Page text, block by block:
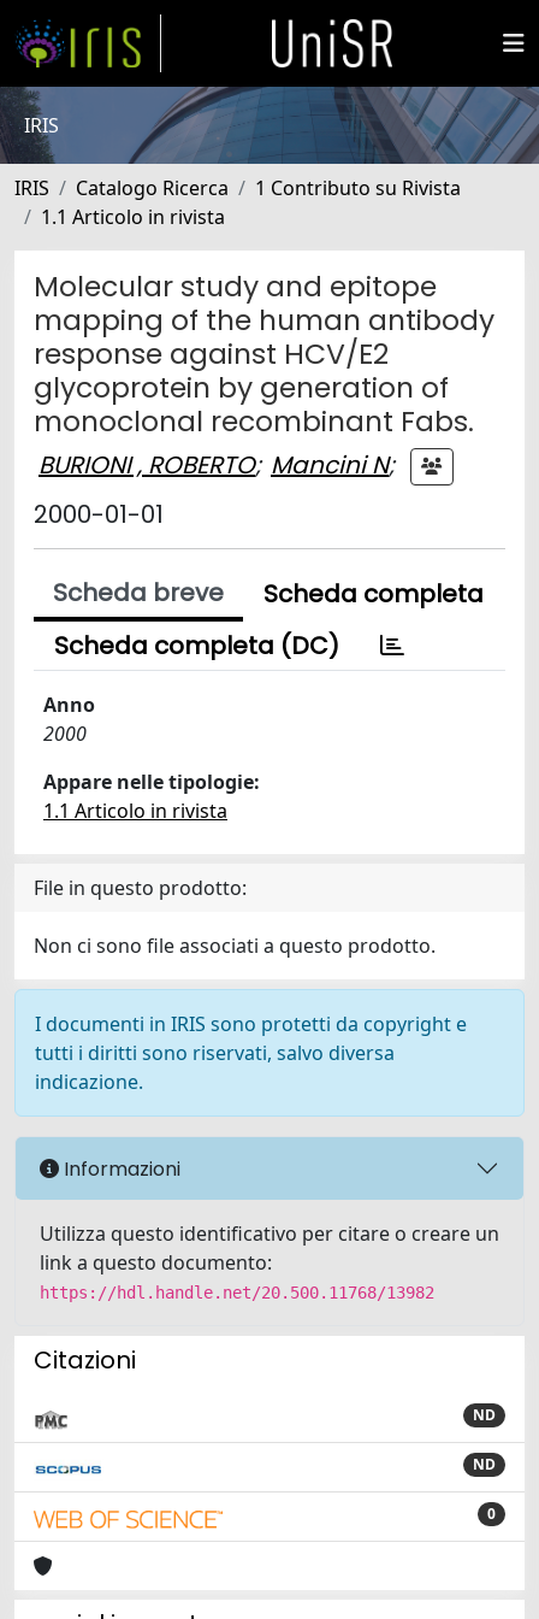
IRIS
IRIS Catalogo Ricerca
1 Contributo su Rivista
1.1 Articolo in rivista
Molecular study and epitope
mapping of the human antibody
response against HCV/E2
glycoprotein by generation of
monoclonal recombinant Fabs.
BURIONI , ROBERTO; Mancini N;
2000-01-01
Scheda breve
Scheda completa
Scheda completa (DC)
Anno
2000
Appare nelle tipologie:
1.1 Articolo in rivista
File in questo prodotto:
Non ci sono file associati a questo prodotto.
I documenti in IRIS sono protetti da copyright e
tutti i diritti sono riservati, salvo diversa
indicazione.
Informazioni
Utilizza questo identificativo per citare o creare un
link a questo documento:
https://hdl.handle.net/20.500.11768/13982
Citazioni
ND
ND
0